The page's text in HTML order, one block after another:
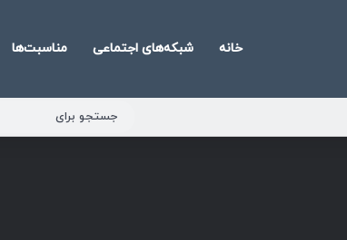
خانه شبکه‌های اجتماعی مناسبت‌ها